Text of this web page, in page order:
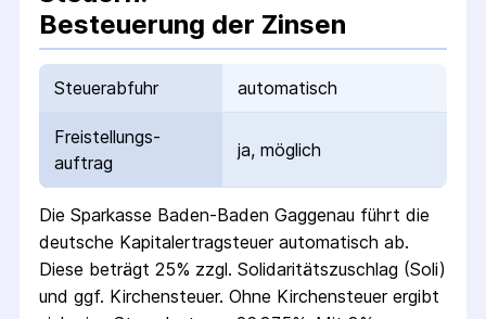
Besteuerung der Zinsen
Steuerabfuhr automatisch
Freistellungs­
auftrag
ja, möglich
Die Sparkasse Baden-Baden Gaggenau führt die
deutsche Kapital­ertrag­steuer automatisch ab.
Diese beträgt 25% zzgl. Solidaritäts­zuschlag (Soli)
und ggf. Kirchensteuer. Ohne Kirchensteuer ergibt